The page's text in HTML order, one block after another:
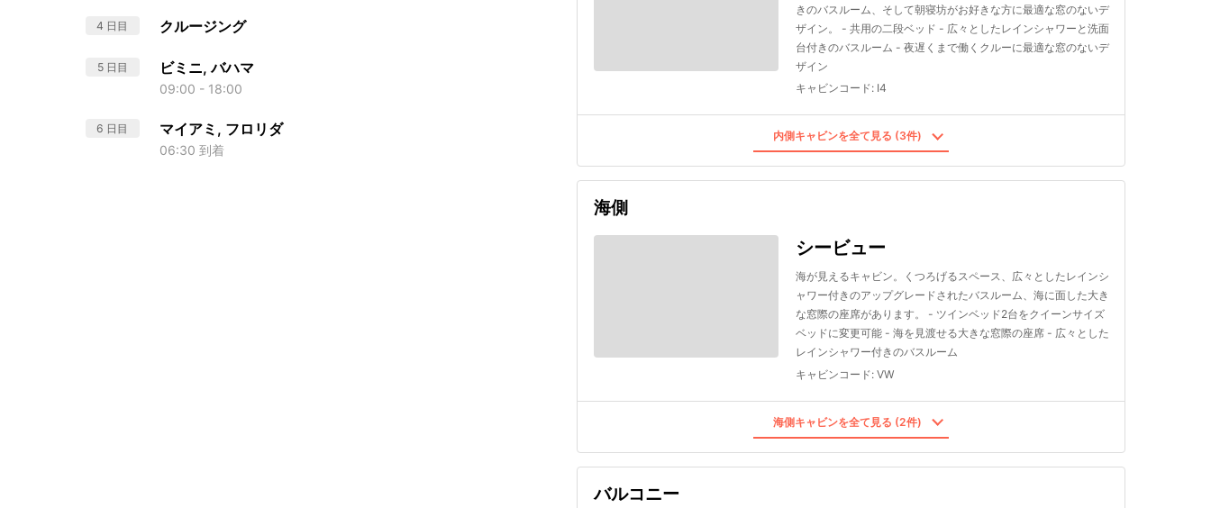
4 日目 クルージング
5 日目 ビミニ, バハマ
09:00 - 18:00
6 日目 マイアミ, フロリダ
06:30 到着
きのバスルーム、そして朝寝坊がお好きな方に最適な窓のないデ
ザイン。 - 共用の二段ベッド - 広々としたレインシャワーと洗面
台付きのバスルーム - 夜遅くまで働くクルーに最適な窓のないデ
ザイン
キャビンコード: I4
内側キャビンを全て見る (3件)
海側
シービュー
海が見えるキャビン。くつろげるスペース、広々としたレインシ
ャワー付きのアップグレードされたバスルーム、海に面した大き
な窓際の座席があります。 - ツインベッド2台をクイーンサイズ
ベッドに変更可能 - 海を見渡せる大きな窓際の座席 - 広々とした
レインシャワー付きのバスルーム
キャビンコード: VW
海側キャビンを全て見る (2件)
バルコニー